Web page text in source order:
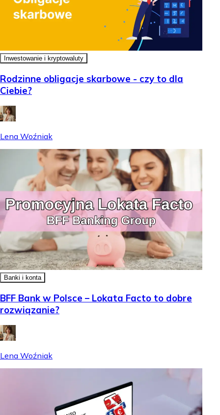
Inwestowanie i kryptowaluty
Rodzinne obligacje skarbowe - czy to dla
Ciebie?
Lena Woźniak
Banki i konta
BFF Bank w Polsce – Lokata Facto to dobre
rozwiązanie?
Lena Woźniak